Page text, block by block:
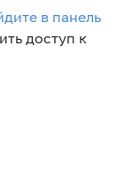
в панель
доступ к